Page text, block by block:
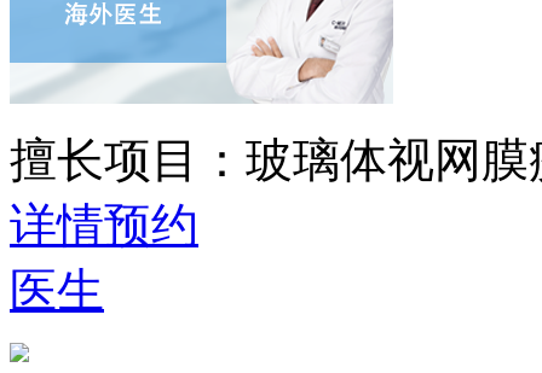
擅长项目： 玻璃体视网
详情预约
医生